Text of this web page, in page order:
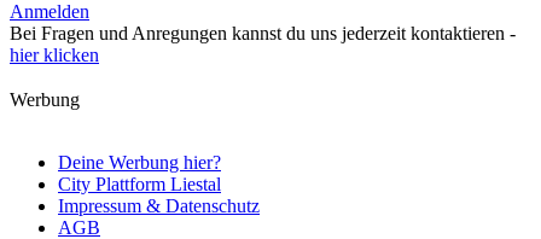
Anmelden
Bei Fragen und Anregungen kannst du uns jederzeit kontaktieren -
hier klicken
Werbung
Deine Werbung hier?
City Plattform Liestal
Impressum & Datenschutz
AGB